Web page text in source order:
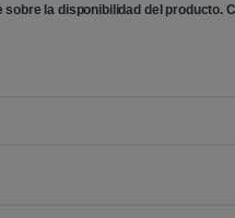
la disponibilidad del producto.